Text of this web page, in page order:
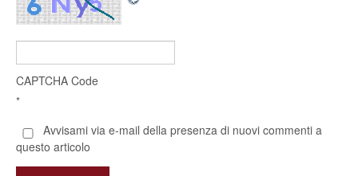
CAPTCHA Code
*
Avvisami via e-mail della presenza di nuovi commenti a
questo articolo